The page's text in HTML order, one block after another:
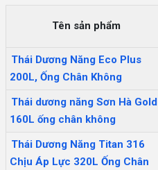
Tên sản phẩm
Thái Dương Năng Eco Plus
200L, Ống Chân Không
Thái dương năng Sơn Hà Gold
160L ống chân không
Thái Dương Năng Titan 316
Chịu Áp Lực 320L Ống Chân